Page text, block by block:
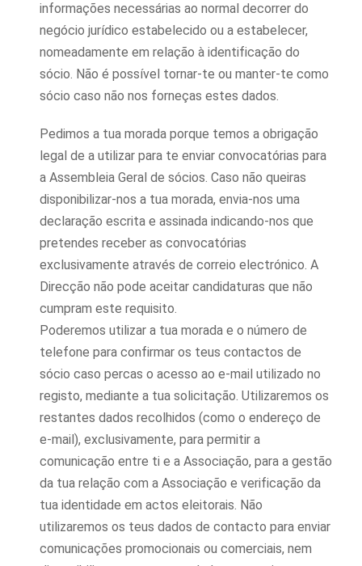
informações necessárias ao normal decorrer do
negócio jurídico estabelecido ou a estabelecer,
nomeadamente em relação à identificação do
sócio. Não é possível tornar-te ou manter-te como
sócio caso não nos forneças estes dados.
Pedimos a tua morada porque temos a obrigação
legal de a utilizar para te enviar convocatórias para
a Assembleia Geral de sócios. Caso não queiras
disponibilizar-nos a tua morada, envia-nos uma
declaração escrita e assinada indicando-nos que
pretendes receber as convocatórias
exclusivamente através de correio electrónico. A
Direcção não pode aceitar candidaturas que não
cumpram este requisito.
Poderemos utilizar a tua morada e o número de
telefone para confirmar os teus contactos de
sócio caso percas o acesso ao e-mail utilizado no
registo, mediante a tua solicitação. Utilizaremos os
restantes dados recolhidos (como o endereço de
e-mail), exclusivamente, para permitir a
comunicação entre ti e a Associação, para a gestão
da tua relação com a Associação e verificação da
tua identidade em actos eleitorais. Não
utilizaremos os teus dados de contacto para enviar
comunicações promocionais ou comerciais, nem